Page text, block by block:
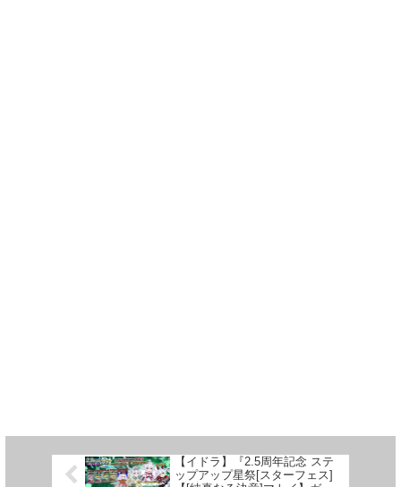
【イドラ】『2.5周年記念 ステ
ップアップ星祭[スターフェス]